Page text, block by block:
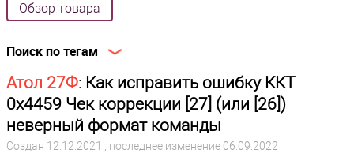
Обзор товара
Поиск по тегам
Атол 27Ф: Как исправить ошибку ККТ
0х4459 Чек коррекции [27] (или [26])
неверный формат команды
Создан 12.12.2021 , последнее изменение 06.09.2022